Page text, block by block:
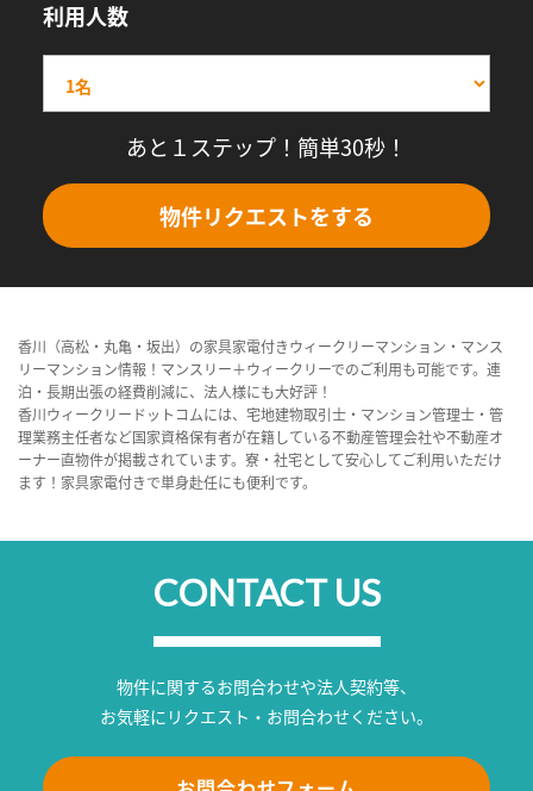
利用人数
あと１ステップ！簡単30秒！
物件リクエストをする
香川（高松・丸亀・坂出）の家具家電付きウィークリーマンション・マンス
リーマンション情報！マンスリー＋ウィークリーでのご利用も可能です。連
泊・長期出張の経費削減に、法人様にも大好評！
香川ウィークリードットコムには、宅地建物取引士・マンション管理士・管
理業務主任者など国家資格保有者が在籍している不動産管理会社や不動産オ
ーナー直物件が掲載されています。寮・社宅として安心してご利用いただけ
ます！家具家電付きで単身赴任にも便利です。
CONTACT US
物件に関するお問合わせや法人契約等、
お気軽にリクエスト・お問合わせください。